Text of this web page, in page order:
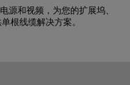
和视频，为您的扩展坞、
根线缆解决方案。